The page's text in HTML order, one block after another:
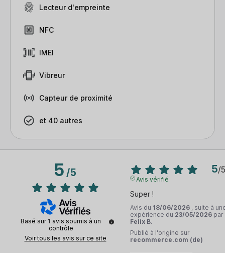
Lecteur d'empreinte
NFC
IMEI
Vibreur
Capteur de proximité
et 40 autres
5/5
Basé sur 1 avis soumis à un
contrôle
Voir tous les avis sur ce site
5/5
Avis vérifié
Super !
Avis du 18/06/2026 , suite à
expérience du 23/05/2026 par
Felix B.
Publié à l'origine sur
recommerce.com (de)